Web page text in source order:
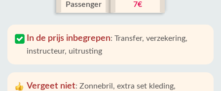
Passenger 7€
In de prijs inbegrepen: Transfer, verzekering,
instructeur, uitrusting
Vergeet niet: Zonnebril, extra set kleding,